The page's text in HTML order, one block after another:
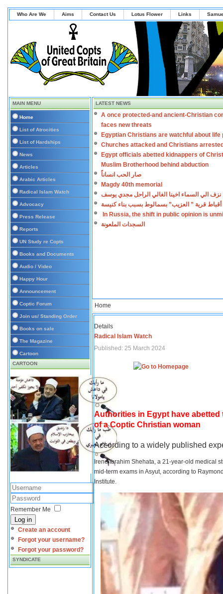
Who Are We Aims Contact Us Lotus Flower Links
MAIN MENU
Home
List of Atrocities
List of Hardships
News
Articles
Arabic Articles
Radical Islam Watch
Advocacy
Press Release
Reports
UN Study re Copts
Books and Documents
Audio / Video
Happy Hour
Announcement
Coptic Forum
Join us/ Standing Order
Books on sale
The Magazine
Cartoon
CARTOON
Remember Me
Log in
Create an account
Forgot your username?
Forgot your password?
SYNDICATE
LATEST NEWS
A once protected-and ancient-Christian
faces new threats
Egyptian Christians are watchful about life
Churches attacked and Christians
Egypt officials abetted kidnappers of
Muslim Brotherhood behind abduction
صار الحب انساناً
Magdy 40th memorial
نزف الي السماء اخينا الغالي الراحل مجدي يوسف
أقباط قرية ” العزيب” بسمالوط بسبب بناء كنيسة
In Russia, the shift in public opinion is
السجدات الملعونة
Home
Details
Radical Islam Watch
Published: 25 March 2024
Authorities in Egypt have
of a Coptic Christian woman
According to a widely published
Irene Ibrahim Shehata, a 21-year-old medical
mid-term exams in Asyut, according to
Institute.